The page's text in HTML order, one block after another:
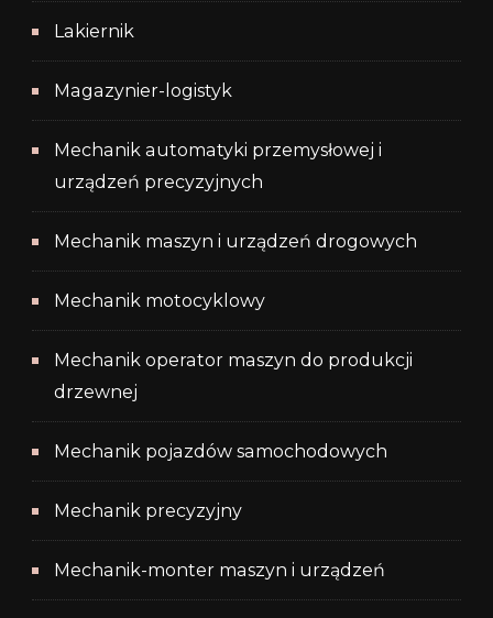
Lakiernik
Magazynier-logistyk
Mechanik automatyki przemysłowej i
urządzeń precyzyjnych
Mechanik maszyn i urządzeń drogowych
Mechanik motocyklowy
Mechanik operator maszyn do produkcji
drzewnej
Mechanik pojazdów samochodowych
Mechanik precyzyjny
Mechanik-monter maszyn i urządzeń